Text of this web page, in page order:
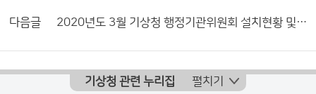
다음글 2020년도 3월 기상청 행정기관위원회 설치현황 및 활동내역서
기상청 관련 누리집 펼치기